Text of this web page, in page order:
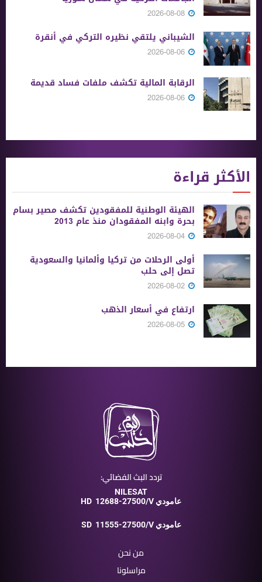
الشيباني يلتقي نظيره التركي في أنقرة
الرقابة المالية تكشف ملفات فساد قديمة
الأكثر قراءة
الهيئة الوطنية للمفقودين تكشف مصير بسام
بحرة وابنه المفقودان منذ عام 2013
أولى الرحلات من ‏تركيا وألمانيا والسعودية
تصل إلى حلب
ارتفاع في أسعار الذهب
تردد البث الفضائي:
NILESAT
HD
12688-27500/V عامودي
SD 11555-27500/V عامودي
من نحن
مراسلونا